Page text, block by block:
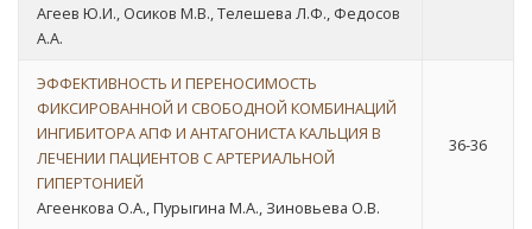
Агеев Ю.И., Осиков М.В., Телешева Л.Ф., Федосов
А.А.
ЭФФЕКТИВНОСТЬ И ПЕРЕНОСИМОСТЬ
ФИКСИРОВАННОЙ И СВОБОДНОЙ КОМБИНАЦИЙ
ИНГИБИТОРА АПФ И АНТАГОНИСТА КАЛЬЦИЯ В
ЛЕЧЕНИИ ПАЦИЕНТОВ С АРТЕРИАЛЬНОЙ
ГИПЕРТОНИЕЙ
Агеенкова О.А., Пурыгина М.А., Зиновьева О.В.
36-36